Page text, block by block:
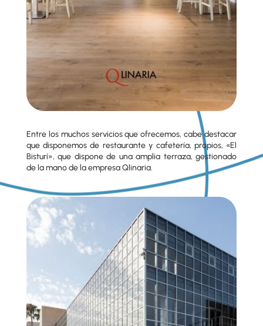
Entre los muchos servicios que ofrecemos, cabe destacar
que disponemos de restaurante y cafetería, propios, «El
Bisturí», que dispone de una amplia terraza, gestionado
de la mano de la empresa Qlinaria.